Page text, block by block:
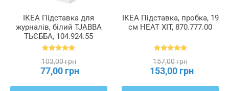
ІКЕА Підставка для
журналів, білий TJABBA
ТЬЄББА, 104.924.55
103,00 грн
77,00 грн
ІКЕА Підставка, пробка, 19
см HEAT ХІТ, 870.777.00
157,00 грн
153,00 грн